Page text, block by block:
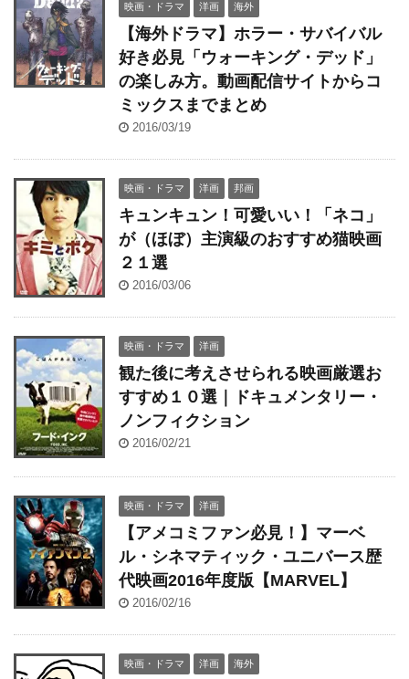
映画・ドラマ 洋画 海外
【海外ドラマ】ホラー・サバイバル
好き必見「ウォーキング・デッド」
の楽しみ方。動画配信サイトからコ
ミックスまでまとめ
2016/03/19
映画・ドラマ 洋画 邦画
キュンキュン！可愛いい！「ネコ」
が（ほぼ）主演級のおすすめ猫映画
２１選
2016/03/06
映画・ドラマ 洋画
観た後に考えさせられる映画厳選お
すすめ１０選｜ドキュメンタリー・
ノンフィクション
2016/02/21
映画・ドラマ 洋画
【アメコミファン必見！】マーベ
ル・シネマティック・ユニバース歴
代映画2016年度版【MARVEL】
2016/02/16
映画・ドラマ 洋画 海外